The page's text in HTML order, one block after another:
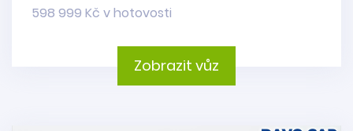
598 999 Kč v hotovosti
Zobrazit vůz